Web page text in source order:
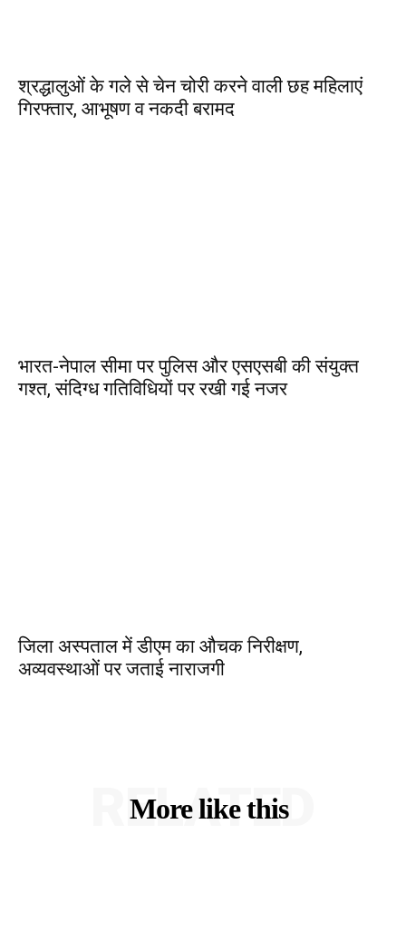
श्रद्धालुओं के गले से चेन चोरी करने वाली छह महिलाएं
गिरफ्तार, आभूषण व नकदी बरामद
भारत-नेपाल सीमा पर पुलिस और एसएसबी की संयुक्त
गश्त, संदिग्ध गतिविधियों पर रखी गई नजर
जिला अस्पताल में डीएम का औचक निरीक्षण,
अव्यवस्थाओं पर जताई नाराजगी
More like this
RELATED